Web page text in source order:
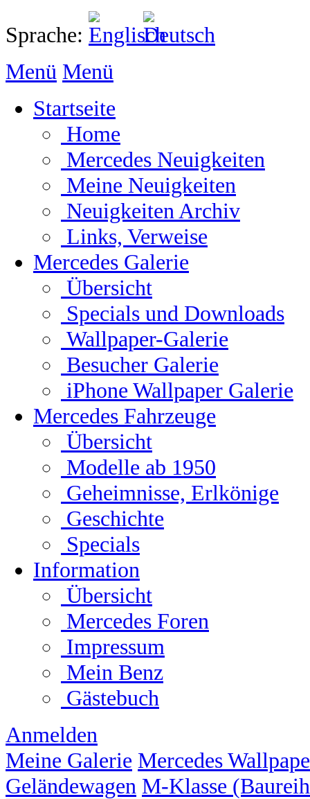
Sprache:
Menü Menü
Startseite
Home
Mercedes Neuigkeiten
Meine Neuigkeiten
Neuigkeiten Archiv
Links, Verweise
Mercedes Galerie
Übersicht
Specials und Downloads
Wallpaper-Galerie
Besucher Galerie
iPhone Wallpaper Galerie
Mercedes Fahrzeuge
Übersicht
Modelle ab 1950
Geheimnisse, Erlkönige
Geschichte
Specials
Information
Übersicht
Mercedes Foren
Impressum
Mein Benz
Gästebuch
Anmelden
Meine Galerie Mercedes
Geländewagen M-Klasse